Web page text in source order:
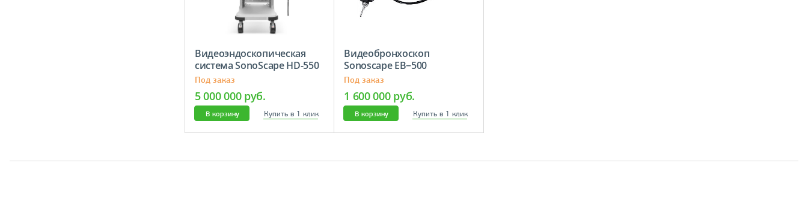
Видеоэндоскопическая
cистема SonoScape HD-550
Под заказ
5 000 000 руб.
В корзину Купить в 1 клик
Видеобронхоскоп
Sonoscape ЕВ−500
Под заказ
1 600 000 руб.
В корзину Купить в 1 клик